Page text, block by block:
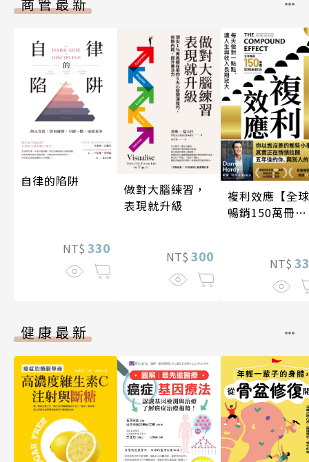
自律的陷阱
NT$ 330
做對大腦練習，
表現就升級
NT$ 300
複利效應【全球
暢銷150萬冊・
NT$
健康最新